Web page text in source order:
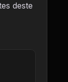
deste